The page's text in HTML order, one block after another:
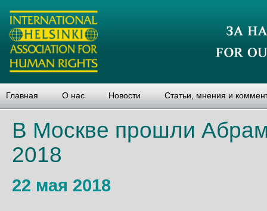
Главная О нас Новости Статьи, мнения и
В Москве прошли
2018
22 мая 2018